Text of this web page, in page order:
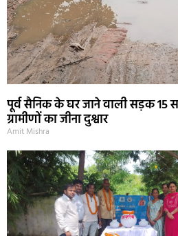
पूर्व सैनिक के घर जाने वाली सड़क 15
ग्रामीणों का जीना दुश्वार
Amit Mishra